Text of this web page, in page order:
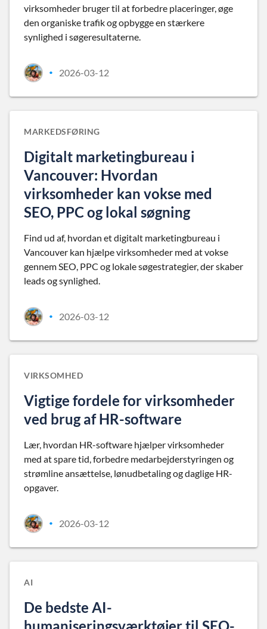
virksomheder bruger til at forbedre placeringer, øge
den organiske trafik og opbygge en stærkere
synlighed i søgeresultaterne.
• 2026-03-12
MARKEDSFØRING
Digitalt marketingbureau i
Vancouver: Hvordan
virksomheder kan vokse med
SEO, PPC og lokal søgning
Find ud af, hvordan et digitalt marketingbureau i
Vancouver kan hjælpe virksomheder med at vokse
gennem SEO, PPC og lokale søgestrategier, der skaber
leads og synlighed.
• 2026-03-12
VIRKSOMHED
Vigtige fordele for virksomheder
ved brug af HR-software
Lær, hvordan HR-software hjælper virksomheder
med at spare tid, forbedre medarbejderstyringen og
strømline ansættelse, lønudbetaling og daglige HR-
opgaver.
• 2026-03-12
AI
De bedste AI-